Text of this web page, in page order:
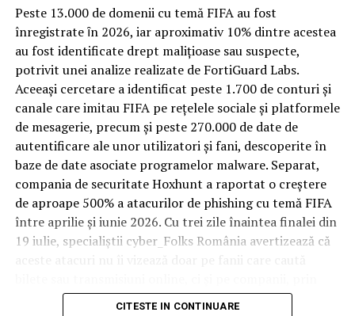
Spre diferență de o locuință obișnuită, o cameră de hotel
trece printr-un ciclu de utilizare intensă: oaspeți diferiți,
bagaje trase pe roți, curățenie zilnică, uneori mai multe
rezervări consecutive în aceeași săptămână. Această
frecvență ridicată de utilizare pune presiune reală pe
orice suprafață, iar pardoseala este printre primele
elemente afectate vizibil, mai ales în zona din jurul
patului și a ușii de acces.
În etapa de renovare sau construcție, administratorii
care iau în calcul mocheta trafic intenspentru zonele
cu rotație mare reduc riscul de uzură prematură și de
decolorare vizibilă în punctele de trecere frecventă. Este
o decizie care ține mai puțin de stil și mai mult de
după primele sezoane de utilizare intensă.
Peste 13.000 de domenii cu temă FIFA au fost
înregistrate ȋn 2026, iar aproximativ 10% dintre acestea
au fost identificate drept malițioase sau suspecte,
potrivit unei analize realizate de FortiGuard Labs.
Aceeași cercetare a identificat peste 1.700 de conturi și
canale care imitau FIFA pe rețelele sociale și platformele
de mesagerie, precum și peste 270.000 de date de
autentificare ale unor utilizatori și fani, descoperite în
baze de date asociate programelor malware. Separat,
compania de securitate Hoxhunt a raportat o creștere
de aproape 500% a atacurilor de phishing cu temă FIFA
între aprilie și iunie 2026. Cu trei zile înaintea finalei din
19 iulie, specialiștii cyber_Folks România avertizează că
conturile, dispozitivele și infrastructura digitală
CITESTE IN CONTINUARE